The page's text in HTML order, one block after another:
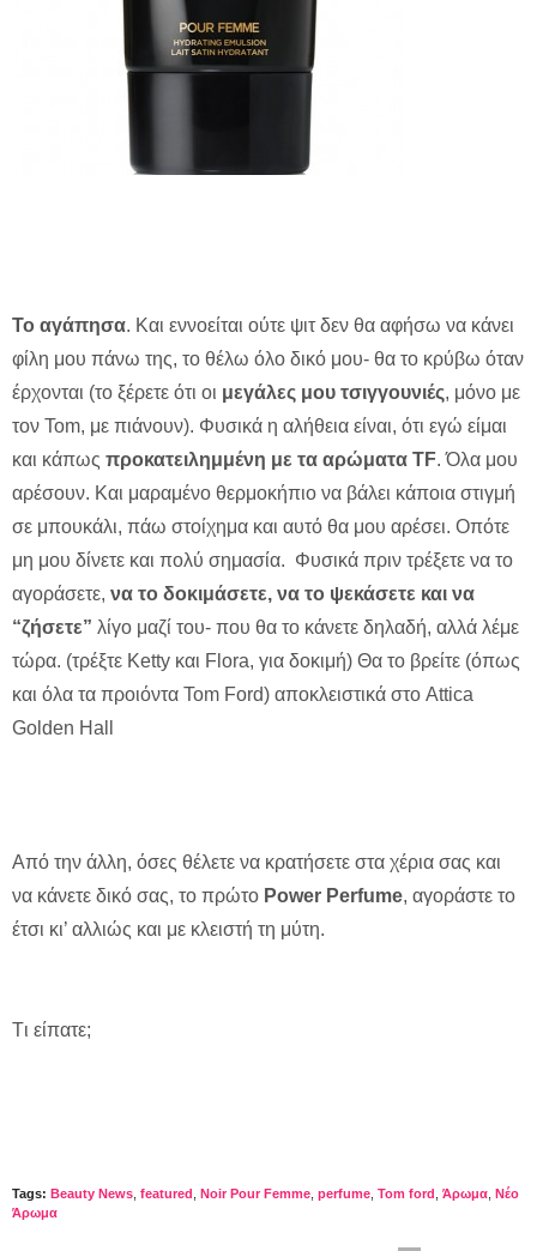
Το αγάπησα. Και εννοείται ούτε ψιτ δεν θα αφήσω να κάνει
φίλη μου πάνω της, το θέλω όλο δικό μου- θα το κρύβω όταν
έρχονται (το ξέρετε ότι οι μεγάλες μου τσιγγουνιές, μόνο με
τον Tom, με πιάνουν). Φυσικά η αλήθεια είναι, ότι εγώ είμαι
και κάπως προκατειλημμένη με τα αρώματα TF. Όλα μου
αρέσουν. Και μαραμένο θερμοκήπιο να βάλει κάποια στιγμή
σε μπουκάλι, πάω στοίχημα και αυτό θα μου αρέσει. Οπότε
μη μου δίνετε και πολύ σημασία. Φυσικά πριν τρέξετε να το
αγοράσετε, να το δοκιμάσετε, να το ψεκάσετε και να
“ζήσετε” λίγο μαζί του- που θα το κάνετε δηλαδή, αλλά λέμε
τώρα. (τρέξτε Ketty και Flora, για δοκιμή) Θα το βρείτε (όπως
και όλα τα προιόντα Tom Ford) αποκλειστικά στο Attica
Golden Hall
Από την άλλη, όσες θέλετε να κρατήσετε στα χέρια σας και
να κάνετε δικό σας, το πρώτο Power Perfume, αγοράστε το
έτσι κι’ αλλιώς και με κλειστή τη μύτη.
Tι είπατε;
Tags: Beauty News featured Noir Pour Femme perfume Tom ford Άρωμα
Νέο
Άρωμα